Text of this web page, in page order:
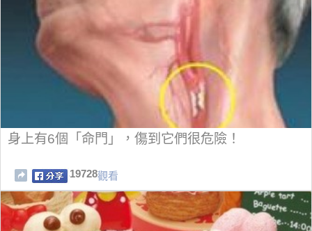
身上有6個「命門」，傷到它們很危險！
19728觀看